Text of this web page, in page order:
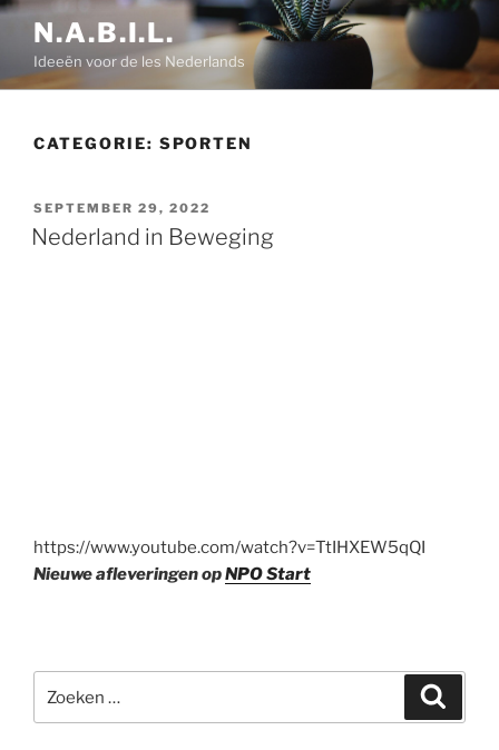
Ga
inhoud
N.A.B.I.L.
Ideeën voor de les Nederlands
CATEGORIE: SPORTEN
GEPLAATST
OP
SEPTEMBER 29, 2022
Nederland in Beweging
https://www.youtube.com/watch?v=TtIHXEW5qQI
Nieuwe afleveringen opNPO Start
naar: